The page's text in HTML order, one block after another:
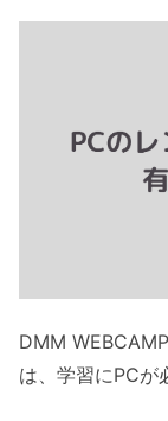
DMM
は、学習にPCが